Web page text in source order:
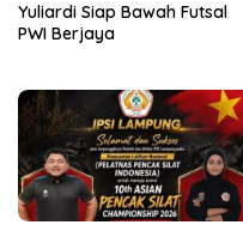
Yuliardi Siap Bawah Futsal
PWI Berjaya